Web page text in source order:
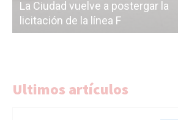
La Ciudad vuelve a postergar la
licitación de la línea F
Ultimos artículos